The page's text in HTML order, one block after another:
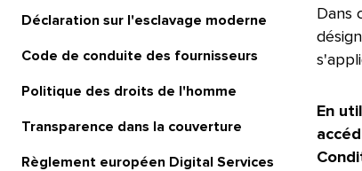
Déclaration sur l'esclavage moderne​​
Code de conduite des fournisseurs​​
Politique des droits de l'homme​​
Transparence dans la couverture​​
Règlement européen Digital Services
Dans
En